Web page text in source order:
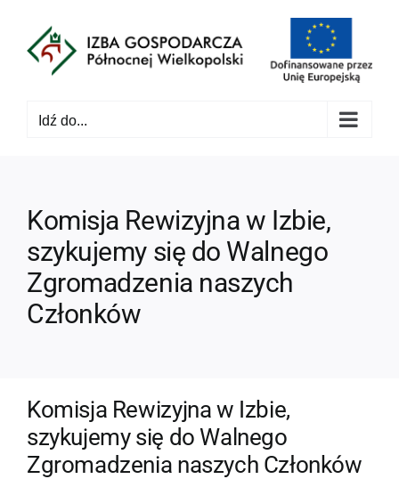
zawartości
Idź do...
Komisja Rewizyjna w Izbie,
szykujemy się do Walnego
Zgromadzenia naszych
Członków
Komisja Rewizyjna w Izbie,
szykujemy się do Walnego
Zgromadzenia naszych Członków